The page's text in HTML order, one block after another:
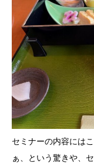
セミナーの内容には
ぁ、という驚きや、